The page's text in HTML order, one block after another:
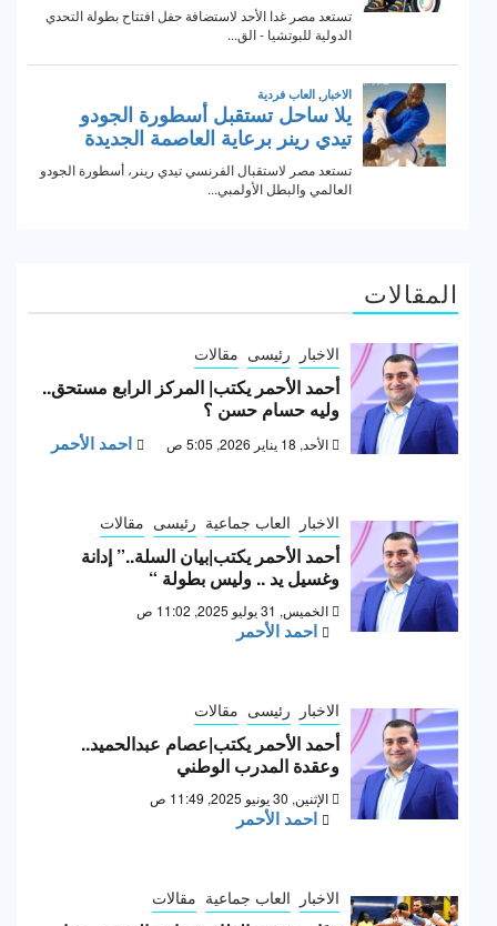
المقالات
الاخبار رئيسى مقالات
أحمد الأحمر يكتب| المركز الرابع مستحق..
وليه حسام حسن ؟
الأحد, 18 يناير 2026, 5:05 ص احمد الأحمر
الاخبار العاب جماعية رئيسى مقالات
أحمد الأحمر يكتب|بيان السلة..” إدانة
وغسيل يد .. وليس بطولة “
الخميس, 31 يوليو 2025, 11:02 ص
احمد الأحمر
الاخبار رئيسى مقالات
أحمد الأحمر يكتب|عصام عبدالحميد..
وعقدة المدرب الوطني
الإثنين, 30 يونيو 2025, 11:49 ص
احمد الأحمر
الاخبار العاب جماعية مقالات